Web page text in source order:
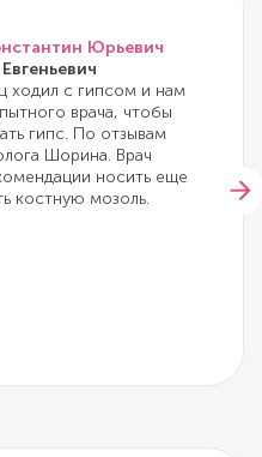
Юрьевич
ходил с гипсом и нам
врача, чтобы
гипс. По отзывам
Шорина. Врач
носить еще
костную мозоль.